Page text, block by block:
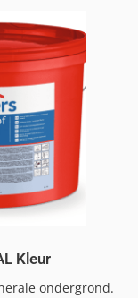
Kleur
ondergrond.